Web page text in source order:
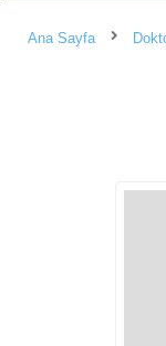
Ana Sayfa